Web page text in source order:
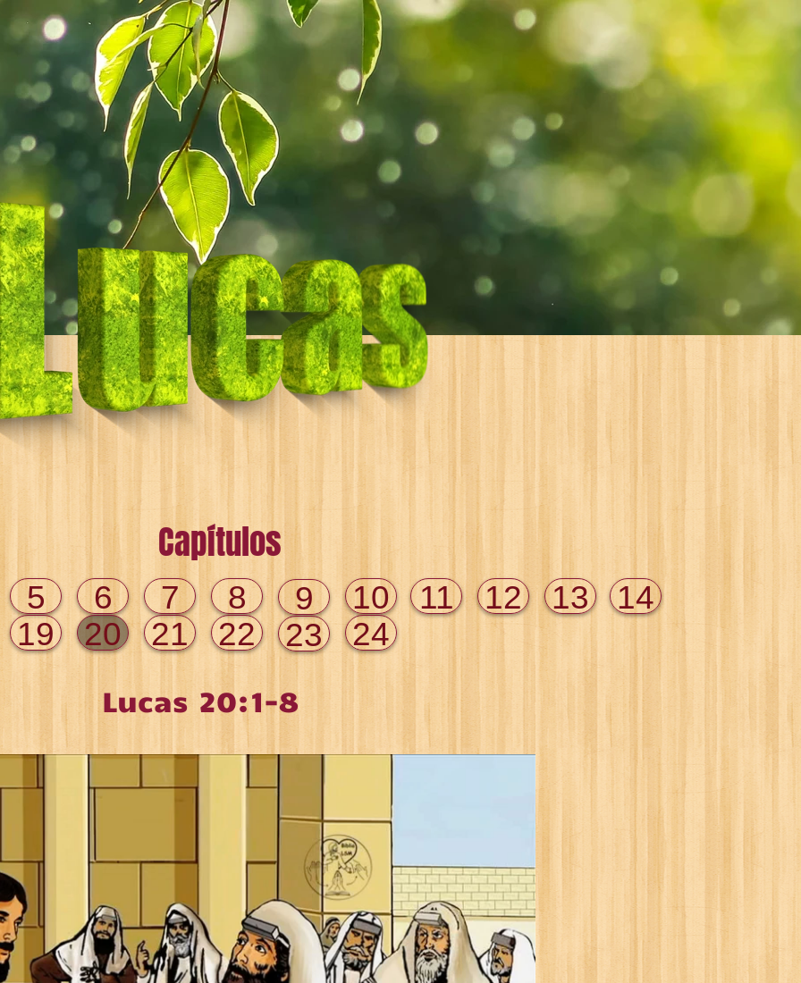
Capítulos
5 6 7 8 9 10 11 12 13
14
19
20 21 22 23
24
Lucas 20:1-8